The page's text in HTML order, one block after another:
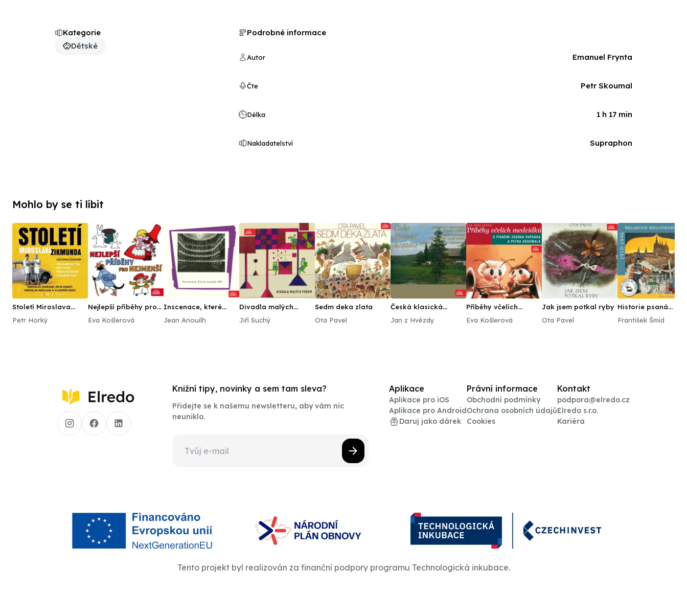
Kategorie
Dětské
Podrobné informace
Autor Emanuel Frynta
Čte Petr Skoumal
Délka 1 h 17 min
Nakladatelství Supraphon
Mohlo by se ti líbit
Století Miroslava
Petr Horký
Nejlepší příběhy pro
Eva Košlerová
Inscenace, které
Jean Anouilh
Divadla malých
Jiří Suchý
Sedm deka zlata
Ota Pavel
Česká klasická
Jan z Hvězdy
Příběhy včelích
Eva Košlerová
Jak jsem potkal ryby
Ota Pavel
Historie psaná
šelakem - Pryč, ach
pryč je všechno.
František Šmíd
Knižní tipy, novinky a sem tam sleva?
Přidejte se k našemu newsletteru, aby vám nic
neuniklo.
Aplikace
Aplikace pro iOS
Aplikace pro Android
Daruj jako dárek
Právní informace
Obchodní podmínky
Ochrana osobních údajů
Cookies
Kontakt
podpora@elredo.cz
Elredo s.r.o.
Kariéra
Tento projekt byl realizován za finanční podpory programu Technologická inkubace.